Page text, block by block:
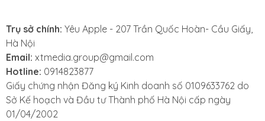
- iPhone 13 Pro nóng bất thường: Khi bạn nhận thấy
chiếc iPhone 13 Pro trở nên nóng bất thường trong
quá trình sử dụng, đây có thể là dấu hiệu cho thấy pin
đang gặp vấn đề. Hiện tượng này thường báo hiệu
rằng đã đến lúc bạn cần thay pin iPhone 13 Pro để
đảm bảo an toàn và hiệu suất hoạt động của máy.
Trụ sở chính: Yêu Apple - 207 Trần Quốc Hoàn- Cầu Giấy,
Hà Nội
Email: xtmedia.group@gmail.com
Hotline: 0914823877
Giấy chứng nhận Đăng ký Kinh doanh số 0109633762 do
Sở Kế hoạch và Đầu tư Thành phố Hà Nội cấp ngày
01/04/2002